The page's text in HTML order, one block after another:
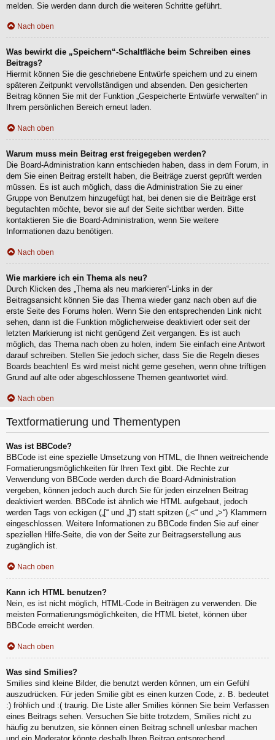
melden. Sie werden dann durch die weiteren Schritte geführt.
Nach oben
Was bewirkt die „Speichern“-Schaltfläche beim Schreiben eines
Beitrags?
Hiermit können Sie die geschriebene Entwürfe speichern und zu einem
späteren Zeitpunkt vervollständigen und absenden. Den gesicherten
Beitrag können Sie mit der Funktion „Gespeicherte Entwürfe verwalten“ in
Ihrem persönlichen Bereich erneut laden.
Nach oben
Warum muss mein Beitrag erst freigegeben werden?
Die Board-Administration kann entschieden haben, dass in dem Forum, in
dem Sie einen Beitrag erstellt haben, die Beiträge zuerst geprüft werden
müssen. Es ist auch möglich, dass die Administration Sie zu einer
Gruppe von Benutzern hinzugefügt hat, bei denen sie die Beiträge erst
begutachten möchte, bevor sie auf der Seite sichtbar werden. Bitte
kontaktieren Sie die Board-Administration, wenn Sie weitere
Informationen dazu benötigen.
Nach oben
Wie markiere ich ein Thema als neu?
Durch Klicken des „Thema als neu markieren“-Links in der
Beitragsansicht können Sie das Thema wieder ganz nach oben auf die
erste Seite des Forums holen. Wenn Sie den entsprechenden Link nicht
sehen, dann ist die Funktion möglicherweise deaktiviert oder seit der
letzten Markierung ist nicht genügend Zeit vergangen. Es ist auch
möglich, das Thema nach oben zu holen, indem Sie einfach eine Antwort
darauf schreiben. Stellen Sie jedoch sicher, dass Sie die Regeln dieses
Boards beachten! Es wird meist nicht gerne gesehen, wenn ohne triftigen
Grund auf alte oder abgeschlossene Themen geantwortet wird.
Nach oben
Textformatierung und Thementypen
Was ist BBCode?
BBCode ist eine spezielle Umsetzung von HTML, die Ihnen weitreichende
Formatierungsmöglichkeiten für Ihren Text gibt. Die Rechte zur
Verwendung von BBCode werden durch die Board-Administration
vergeben, können jedoch auch durch Sie für jeden einzelnen Beitrag
deaktiviert werden. BBCode ist ähnlich wie HTML aufgebaut, jedoch
werden Tags von eckigen („[“ und „]“) statt spitzen („<“ und „>“) Klammern
eingeschlossen. Weitere Informationen zu BBCode finden Sie auf einer
speziellen Hilfe-Seite, die von der Seite zur Beitragserstellung aus
zugänglich ist.
Nach oben
Kann ich HTML benutzen?
Nein, es ist nicht möglich, HTML-Code in Beiträgen zu verwenden. Die
meisten Formatierungsmöglichkeiten, die HTML bietet, können über
BBCode erreicht werden.
Nach oben
Was sind Smilies?
Smilies sind kleine Bilder, die benutzt werden können, um ein Gefühl
auszudrücken. Für jeden Smilie gibt es einen kurzen Code, z. B. bedeutet
:) fröhlich und :( traurig. Die Liste aller Smilies können Sie beim Verfassen
eines Beitrags sehen. Versuchen Sie bitte trotzdem, Smilies nicht zu
häufig zu benutzen, sie können einen Beitrag schnell unlesbar machen